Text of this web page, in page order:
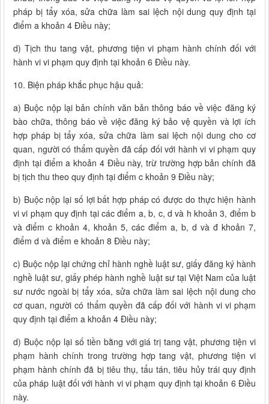
pháp bị tẩy xóa, sửa chữa làm sai lệch nội dung quy định tại
điểm a khoản 4 Điều này;
d) Tịch thu tang vật, phương tiện vi phạm hành chính đối với
hành vi vi phạm quy định tại khoản 6 Điều này.
10. Biện pháp khắc phục hậu quả:
a) Buộc nộp lại bản chính văn bản thông báo về việc đăng ký
bào chữa, thông báo về việc đăng ký bảo vệ quyền và lợi ích
hợp pháp bị tẩy xóa, sửa chữa làm sai lệch nội dung cho cơ
quan, người có thẩm quyền đã cấp đối với hành vi vi phạm quy
định tại điểm a khoản 4 Điều này, trừ trường hợp bản chính đã
bị tịch thu theo quy định tại điểm c khoản 9 Điều này;
b) Buộc nộp lại số lợi bất hợp pháp có được do thực hiện hành
vi vi phạm quy định tại các điểm a, b, c, d và h khoản 3, điểm b
và điểm c khoản 4, khoản 5, các điểm a, b, d và đ khoản 7,
điểm d và điểm e khoản 8 Điều này;
c) Buộc nộp lại chứng chỉ hành nghề luật sư, giấy đăng ký hành
nghề luật sư, giấy phép hành nghề luật sư tại Việt Nam của luật
sư nước ngoài bị tẩy xóa, sửa chữa làm sai lệch nội dung cho
cơ quan, người có thẩm quyền đã cấp đối với hành vi vi phạm
quy định tại điểm a khoản 4 Điều này;
d) Buộc nộp lại số tiền bằng với giá trị tang vật, phương tiện vi
phạm hành chính trong trường hợp tang vật, phương tiện vi
phạm hành chính đã bị tiêu thụ, tẩu tán, tiêu hủy trái quy định
của pháp luật đối với hành vi vi phạm quy định tại khoản 6 Điều
này.